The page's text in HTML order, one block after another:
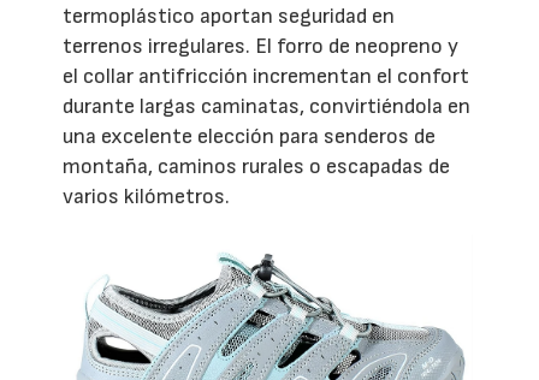
termoplástico aportan seguridad en
terrenos irregulares. El forro de neopreno y
el collar antifricción incrementan el confort
durante largas caminatas, convirtiéndola en
una excelente elección para senderos de
montaña, caminos rurales o escapadas de
varios kilómetros.